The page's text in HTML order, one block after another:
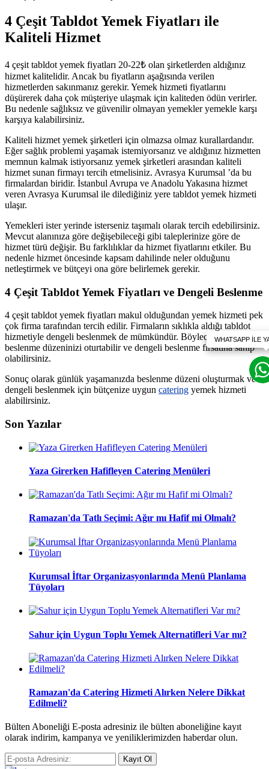
4 Çeşit Tabldot Yemek Fiyatları ile
Kaliteli Hizmet
4 çeşit tabldot yemek fiyatları 20-22₺ olan şirketlerden aldığınız
hizmet kalitelidir. Ancak bu fiyatların aşağısında verilen
hizmetlerden sakınmanız gerekir. Yemek hizmeti fiyatlarını
düşürerek daha çok müşteriye ulaşmak için kaliteden ödün verirler.
Bu nedenle sağlıksız ve güvenilir olmayan yemekler yemekle karşı
karşıya kalabilirsiniz.
Kaliteli hizmet yemek şirketleri için olmazsa olmaz kurallardandır.
Eğer sağlık problemi yaşamak istemiyorsanız ve aldığınız hizmetten
memnun kalmak istiyorsanız yemek şirketleri arasından kaliteli
hizmet sunan firmayı tercih etmelisiniz. Avrasya Kurumsal ’da bu
firmalardan biridir. İstanbul Avrupa ve Anadolu Yakasına hizmet
veren Avrasya Kurumsal ile dilediğiniz yere tabldot yemek hizmeti
ulaşır.
Yemekleri ister yerinde isterseniz taşımalı olarak tercih edebilirsiniz.
Mevcut alanınıza göre değişebileceği gibi taleplerinize göre de
hizmet türü değişir. Bu farklılıklar da hizmet fiyatlarını etkiler. Bu
nedenle hizmet öncesinde kapsam dahilinde neler olduğunu
netleştirmek ve bütçeyi ona göre belirlemek gerekir.
4 Çeşit Tabldot Yemek Fiyatları ve Dengeli Beslenme
4 çeşit tabldot yemek fiyatları makul olduğundan yemek hizmeti pek
çok firma tarafından tercih edilir. Firmaların sıklıkla aldığı tabldot
hizmetiyle dengeli beslenmek de mümkündür. Böylece makul fiyata
beslenme düzeninizi oturtabilir ve dengeli beslenme fırsatına sahip
olabilirsiniz.
Sonuç olarak günlük yaşamanızda beslenme düzeni oluşturmak ve
dengeli beslenmek için bütçenize uygun catering yemek hizmeti
alabilirsiniz.
Son Yazılar
Yaza Girerken Hafifleyen Catering Menüleri
Ramazan'da Tatlı Seçimi: Ağır mı Hafif mi Olmalı?
Kurumsal İftar Organizasyonlarında Menü Planlama
Tüyoları
Sahur için Uygun Toplu Yemek Alternatifleri Var mı?
Ramazan'da Catering Hizmeti Alırken Nelere Dikkat
Edilmeli?
Bülten Aboneliği E-posta adresiniz ile bülten aboneliğine kayıt
olarak indirim, kampanya ve yeniliklerimizden haberdar olun.
Kayıt Ol